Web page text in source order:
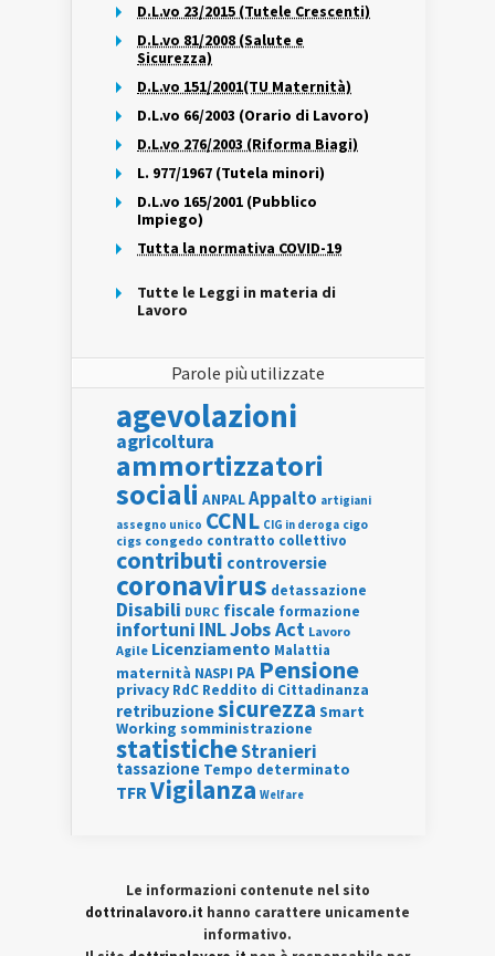
D.L.vo 23/2015 (Tutele Crescenti)
D.L.vo 81/2008 (Salute e
Sicurezza)
D.L.vo 151/2001(TU Maternità)
D.L.vo 66/2003 (Orario di Lavoro)
D.L.vo 276/2003 (Riforma Biagi)
L. 977/1967 (Tutela minori)
D.L.vo 165/2001 (Pubblico
Impiego)
Tutta la normativa COVID-19
Tutte le Leggi in materia di
Lavoro
Parole più utilizzate
agevolazioni
agricoltura
ammortizzatori
sociali ANPALAppalto artigiani
assegno unico CCNL CIG in deroga cigo
cigs congedo contratto collettivo
contributi controversie
coronavirus detassazione
Disabili DURC fiscale formazione
infortuni INLJobs Act Lavoro
Agile Licenziamento Malattia
maternità NASPI PA Pensione
privacy RdC Reddito di Cittadinanza
retribuzionesicurezza Smart
Working somministrazione
statisticheStranieri
tassazione Tempo determinato
TFRVigilanza Welfare
Le informazioni contenute nel sito
dottrinalavoro.it hanno carattere unicamente
informativo.